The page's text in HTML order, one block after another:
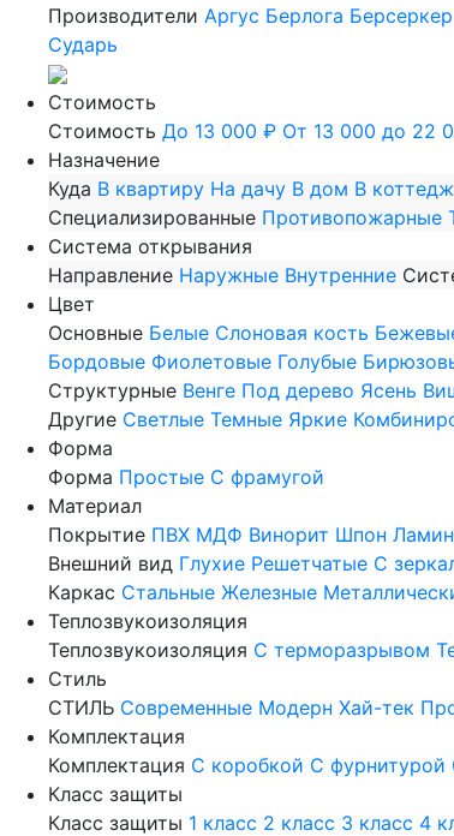
Производители Аргус Берлога
Сударь
Стоимость
Стоимость До 13 000 ₽ От 13 000 до 22
Назначение
Куда В квартиру На дачу В дом В коттедж
Специализированные Противопожарные
Система открывания
Направление Наружные Внутренние
Цвет
Основные Белые Слоновая кость
Бордовые Фиолетовые Голубые
Структурные Венге Под дерево Ясень
Другие Светлые Темные Яркие
Форма
Форма Простые С фрамугой
Материал
Покрытие ПВХ МДФ Винорит Шпон
Внешний вид Глухие Решетчатые С
Каркас Стальные Железные
Теплозвукоизоляция
Теплозвукоизоляция С терморазрывом
Стиль
СТИЛЬ Современные Модерн Хай-тек
Комплектация
Комплектация С коробкой С фурнитурой
Класс защиты
Класс защиты 1 класс 2 класс 3 класс 4